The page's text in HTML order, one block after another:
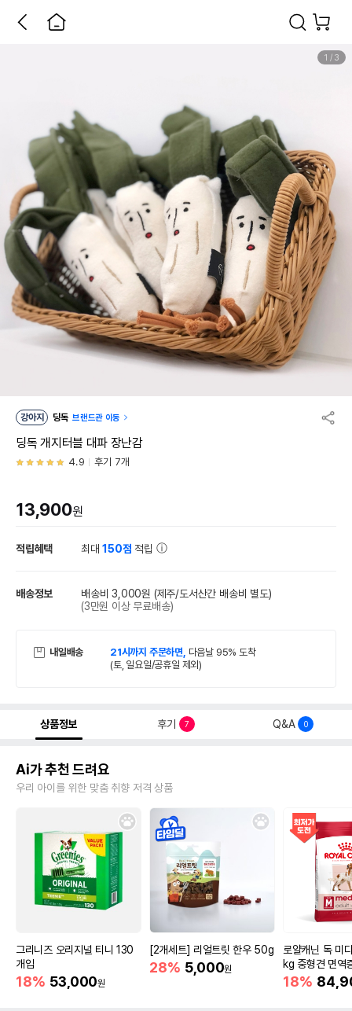
1 / 3
강아지 딩독 브랜드관 이동
딩독 개지터블 대파 장난감
4.9 후기 7개
13,900원
적립혜택 최대150점 적립
배송정보 배송비 3,000원 (제주/도서산간 배송비 별도)
(3만원 이상 무료배송)
내일배송 21시까지 주문하면, 다음날 95% 도착
(토, 일요일/공휴일 제외)
상품정보 후기 7 Q&A 0
Ai가 추천 드려요
우리 아이를 위한 맞춤 취향 저격 상품
그리니즈 오리지널 티니 130
개입
18% 53,000원
[2개세트] 리얼트릿 한우 50g
28% 5,000원
로얄캐닌 독 미
kg 중형견 면역
18%